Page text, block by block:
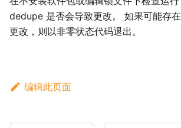
dedupe 是否会导致更改。 如果可能存在
更改，则以非零状态代码退出。
编辑此页面